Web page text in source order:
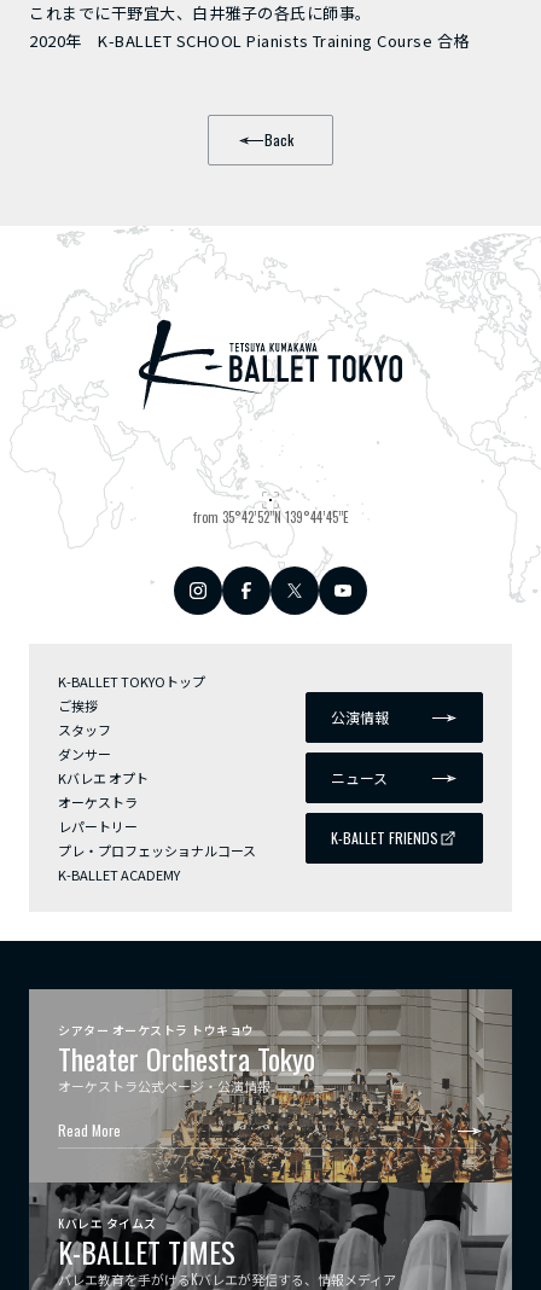
これまでに干野宜大、白井雅子の各氏に師事。
2020年 K-BALLET SCHOOL Pianists Training Course 合格
Back
from 35°42’52”N 139°44’45”E
K-BALLET TOKYOトップ
ご挨拶
スタッフ
ダンサー
Kバレエ オプト
オーケストラ
レパートリー
プレ・プロフェッショナルコース
K-BALLET ACADEMY
公演情報
ニュース
K-BALLET FRIENDS
シアター オーケストラ トウキョウ
Theater Orchestra Tokyo
オーケストラ公式ページ・公演情報
Read More
Kバレエ タイムズ
K-BALLET TIMES
バレエ教育を手がけるKバレエが発信する、情報メディア